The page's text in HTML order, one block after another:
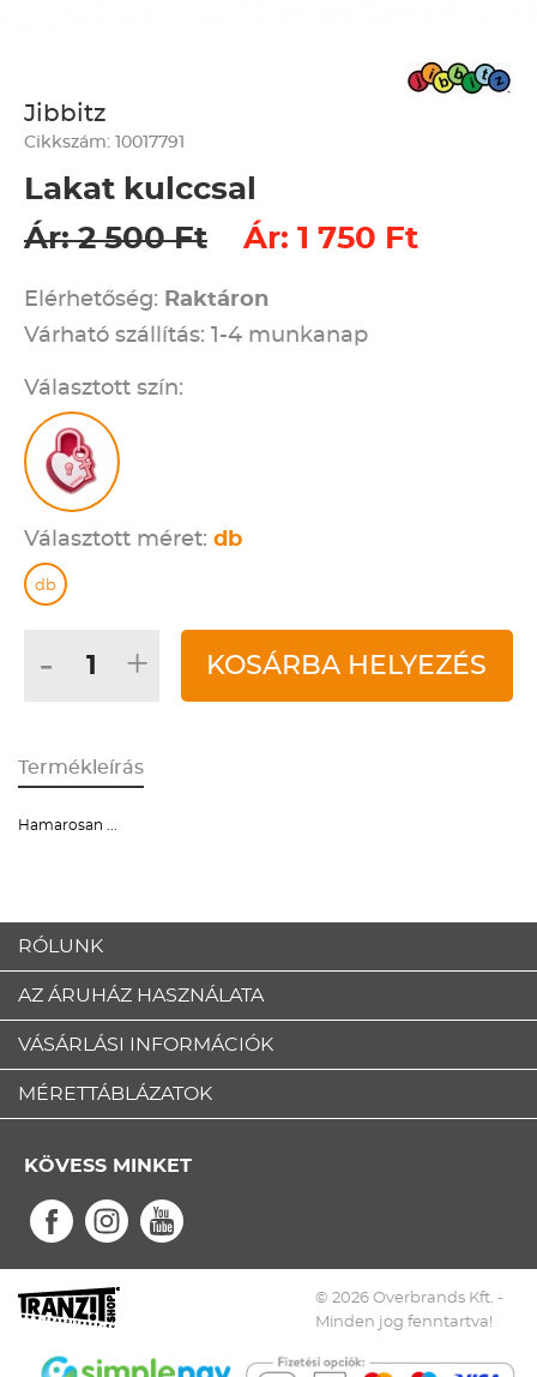
Jibbitz
Cikkszám: 10017791
Lakat kulccsal
Ár: 2 500 Ft
Ár: 1 750 Ft
Elérhetőség: Raktáron
Várható szállítás: 1-4 munkanap
Választott szín:
Választott méret: db
db
- + KOSÁRBA HELYEZÉS
Termékleírás
Hamarosan ...
RÓLUNK
AZ ÁRUHÁZ HASZNÁLATA
VÁSÁRLÁSI INFORMÁCIÓK
MÉRETTÁBLÁZATOK
KÖVESS MINKET
© 2026 Overbrands Kft. -
Minden jog fenntartva!